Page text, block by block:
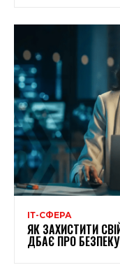
ІТ-СФЕРА
ЯК ЗАХИСТИТИ
ДБАЄ ПРО БЕЗПЕКУ